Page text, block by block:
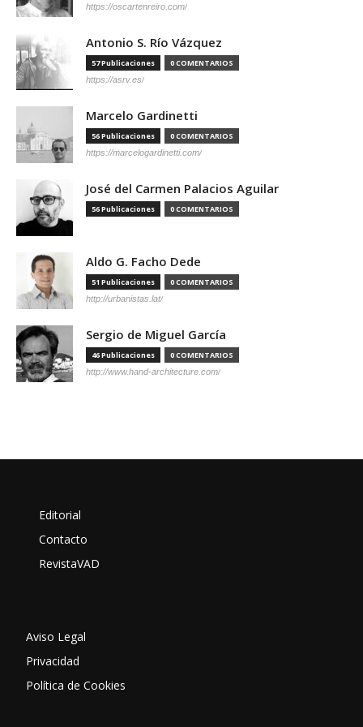
https://oscartenreiro.com/
Antonio S. Río Vázquez
57 Publicaciones 0 COMENTARIOS
https://asrv.es/
Marcelo Gardinetti
56 Publicaciones 0 COMENTARIOS
https://marcelogardinetti.com/
José del Carmen Palacios Aguilar
56 Publicaciones 0 COMENTARIOS
Aldo G. Facho Dede
51 Publicaciones 0 COMENTARIOS
http://urbanistas.lat/
Sergio de Miguel García
46 Publicaciones 0 COMENTARIOS
http://www.hand-architecture.com/
Editorial
Contacto
RevistaVAD
Aviso Legal
Privacidad
Política de Cookies